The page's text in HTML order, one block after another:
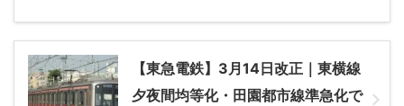
【東急電鉄】3月14日改正｜東横線
夕夜間均等化・田園都市線準急化で